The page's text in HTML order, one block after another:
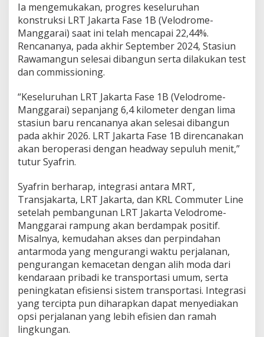
Ia mengemukakan, progres keseluruhan
konstruksi LRT Jakarta Fase 1B (Velodrome-
Manggarai) saat ini telah mencapai 22,44%.
Rencananya, pada akhir September 2024, Stasiun
Rawamangun selesai dibangun serta dilakukan test
dan commissioning.
“Keseluruhan LRT Jakarta Fase 1B (Velodrome-
Manggarai) sepanjang 6,4 kilometer dengan lima
stasiun baru rencananya akan selesai dibangun
pada akhir 2026. LRT Jakarta Fase 1B direncanakan
akan beroperasi dengan headway sepuluh menit,”
tutur Syafrin.
Syafrin berharap, integrasi antara MRT,
Transjakarta, LRT Jakarta, dan KRL Commuter Line
setelah pembangunan LRT Jakarta Velodrome-
Manggarai rampung akan berdampak positif.
Misalnya, kemudahan akses dan perpindahan
antarmoda yang mengurangi waktu perjalanan,
pengurangan kemacetan dengan alih moda dari
kendaraan pribadi ke transportasi umum, serta
peningkatan efisiensi sistem transportasi. Integrasi
yang tercipta pun diharapkan dapat menyediakan
opsi perjalanan yang lebih efisien dan ramah
lingkungan.